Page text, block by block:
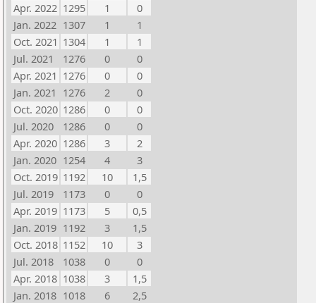
Apr. 2022 1295 1
0
Jan. 2022 1307 1
1
Oct. 2021 1304 1
1
Jul. 2021
1276 0
0
Apr. 2021 1276 0
0
Jan. 2021 1276 2
0
Oct. 2020 1286 0
0
Jul. 2020
1286 0
0
Apr. 2020 1286 3
2
Jan. 2020 1254 4
3
Oct. 2019 1192 10
1,5
Jul. 2019
1173 0
0
Apr. 2019 1173 5
0,5
Jan. 2019 1192 3
1,5
Oct. 2018 1152 10
3
Jul. 2018
1038 0
0
Apr. 2018 1038 3
1,5
Jan. 2018 1018 6
2,5